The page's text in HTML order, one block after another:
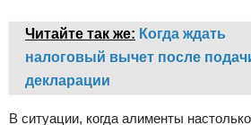
Читайте так же: Когда ждать
налоговый вычет после
декларации
В ситуации, когда алименты